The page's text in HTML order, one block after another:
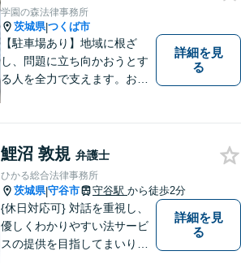
学園の森法律事務所
茨城県|つくば市
【駐車場あり】地域に根ざ
し、問題に立ち向かおうとす
る人を全力で支えます。お困
詳細を見
る
鯉沼 敦規 弁護士
ひかる総合法律事務所
茨城県|守谷市 守谷駅 から徒歩2分
{休日対応可} 対話を重視し、
優しくわかりやすい法サービ
スの提供を目指してまいりま
詳細を見
る